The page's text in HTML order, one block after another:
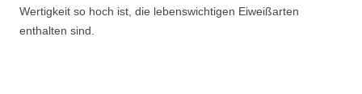
Wertigkeit so hoch ist, die lebenswichtigen Eiweißarten
enthalten sind.